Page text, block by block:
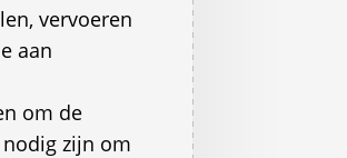
vervoeren
aan
om de
zijn om